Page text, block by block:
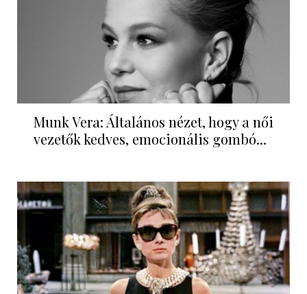
Munk Vera: Általános nézet, hogy a női
vezetők kedves, emocionális gombó...